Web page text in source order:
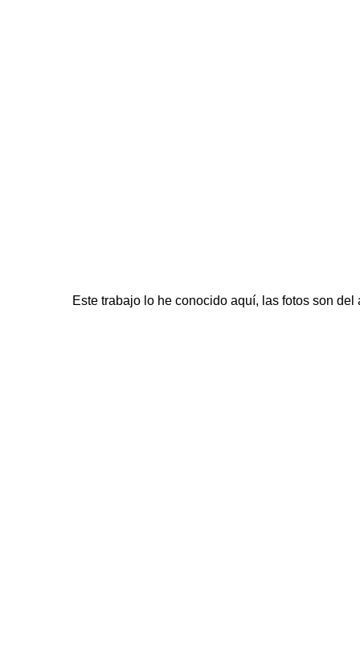
Este trabajo lo he conocido aquí, las fotos son del